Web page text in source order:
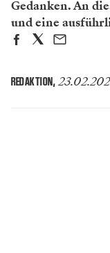
Gedanken. An
und eine
REDAKTION,